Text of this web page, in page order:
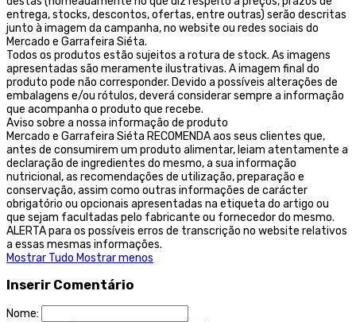
entrega, stocks, descontos, ofertas, entre outras) serão descritas
junto à imagem da campanha, no website ou redes sociais do
Mercado e Garrafeira Siéta.
Todos os produtos estão sujeitos a rotura de stock. As imagens
apresentadas são meramente ilustrativas. A imagem final do
produto pode não corresponder. Devido a possíveis alterações de
embalagens e/ou rótulos, deverá considerar sempre a informação
que acompanha o produto que recebe.
Aviso sobre a nossa informação de produto
Mercado e Garrafeira Siéta RECOMENDA aos seus clientes que,
antes de consumirem um produto alimentar, leiam atentamente a
declaração de ingredientes do mesmo, a sua informação
nutricional, as recomendações de utilização, preparação e
conservação, assim como outras informações de carácter
obrigatório ou opcionais apresentadas na etiqueta do artigo ou
que sejam facultadas pelo fabricante ou fornecedor do mesmo.
ALERTA para os possíveis erros de transcrição no website relativos
a essas mesmas informações.
Mostrar Tudo Mostrar menos
Inserir Comentário
Nome: